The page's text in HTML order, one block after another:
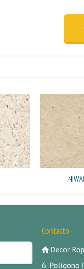
Contacto
Decor
6. Polígono